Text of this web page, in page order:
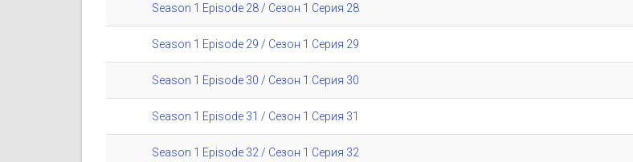
Season 1 Episode 28 / Сезон 1 Серия 28
Season 1 Episode 29 / Сезон 1 Серия 29
Season 1 Episode 30 / Сезон 1 Серия 30
Season 1 Episode 31 / Сезон 1 Серия 31
Season 1 Episode 32 / Сезон 1 Серия 32